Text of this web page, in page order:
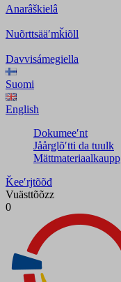
Anarâškielâ
Nuõrttsääʹmǩiõll
Davvisámegiella
Suomi
English
Dokumeeʹnt
Jåårǥlõʹtti da tuulk
Mättmateriaalkaupp
Ǩeeʹrjtõõđ
Vuästtõõzz
0